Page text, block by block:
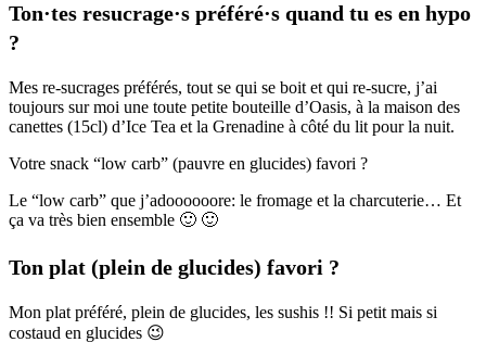
Ton·tes resucrage·s préféré·s quand tu es en hypo
?
Mes re-sucrages préférés, tout se qui se boit et qui re-sucre, j’ai
toujours sur moi une toute petite bouteille d’Oasis, à la maison des
canettes (15cl) d’Ice Tea et la Grenadine à côté du lit pour la nuit.
Votre snack “low carb” (pauvre en glucides) favori ?
Le “low carb” que j’adoooooore: le fromage et la charcuterie… Et
ça va très bien ensemble 🙂 🙂
Ton plat (plein de glucides) favori ?
Mon plat préféré, plein de glucides, les sushis !! Si petit mais si
costaud en glucides 😉